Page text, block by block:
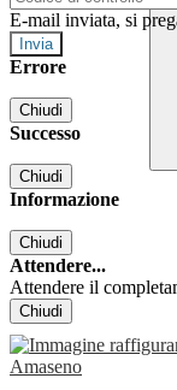
E-mail inviata, si
Errore
Chiudi
Successo
Chiudi
Informazione
Chiudi
Attendere...
Attendere il
Chiudi